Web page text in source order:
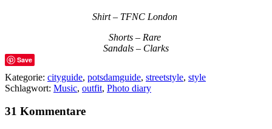
Shirt – TFNC London
Shorts – Rare
Sandals – Clarks
Save
Kategorie: cityguide, potsdamguide, streetstyle, style
Schlagwort: Music, outfit, Photo diary
31 Kommentare